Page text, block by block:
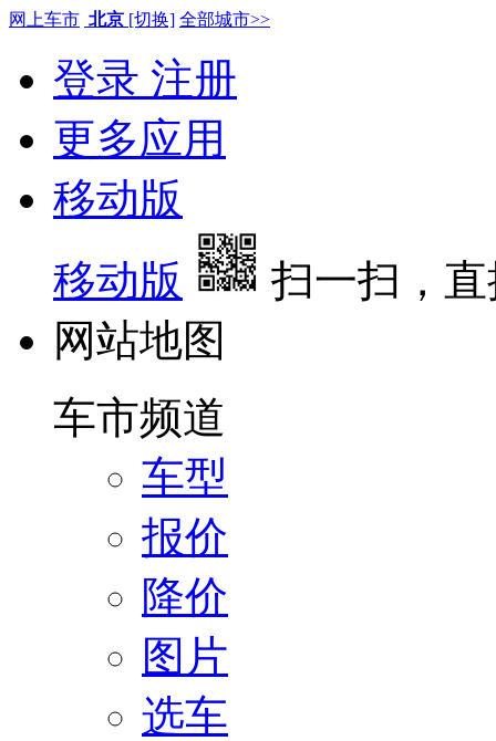
网上车市 北京 [切换] 全部城市>>
登录 注册
更多应用
移动版
移动版
扫一扫，
网站地图
车市频道
车型
报价
降价
图片
选车